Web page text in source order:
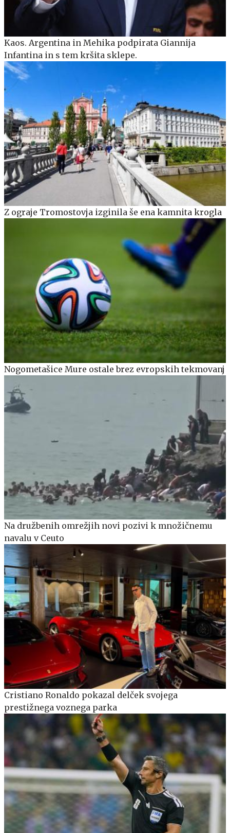
Kaos. Argentina in Mehika podpirata Giannija
Infantina in s tem kršita sklepe.
Z ograje Tromostovja izginila še ena kamnita krogla
Nogometašice Mure ostale brez evropskih tekmovanj
Na družbenih omrežjih novi pozivi k množičnemu
navalu v Ceuto
Cristiano Ronaldo pokazal delček svojega
prestižnega voznega parka